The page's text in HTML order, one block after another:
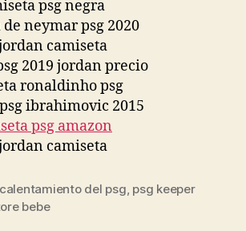
del psg, psg keeper
bebe